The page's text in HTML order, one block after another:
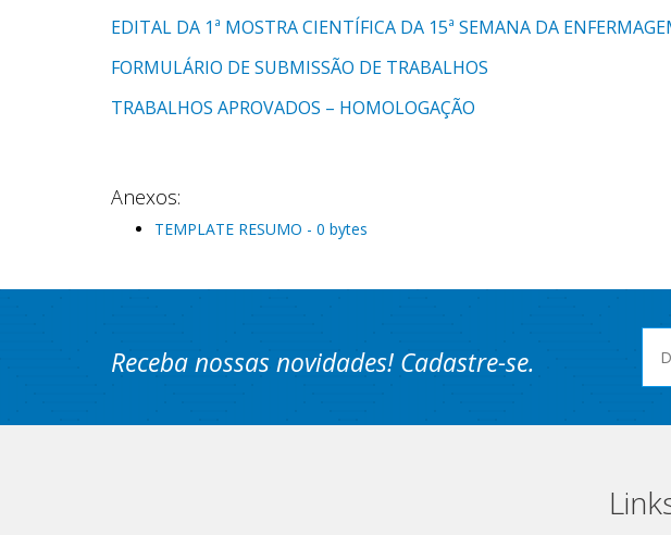
EDITAL DA 1ª MOSTRA CIENTÍFICA DA 15ª SEMANA DA
FORMULÁRIO DE SUBMISSÃO DE TRABALHOS
TRABALHOS APROVADOS – HOMOLOGAÇÃO
Anexos:
TEMPLATE RESUMO - 0 bytes
Receba nossas novidades! Cadastre-se.